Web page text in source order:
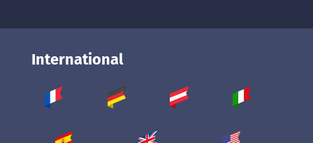
International